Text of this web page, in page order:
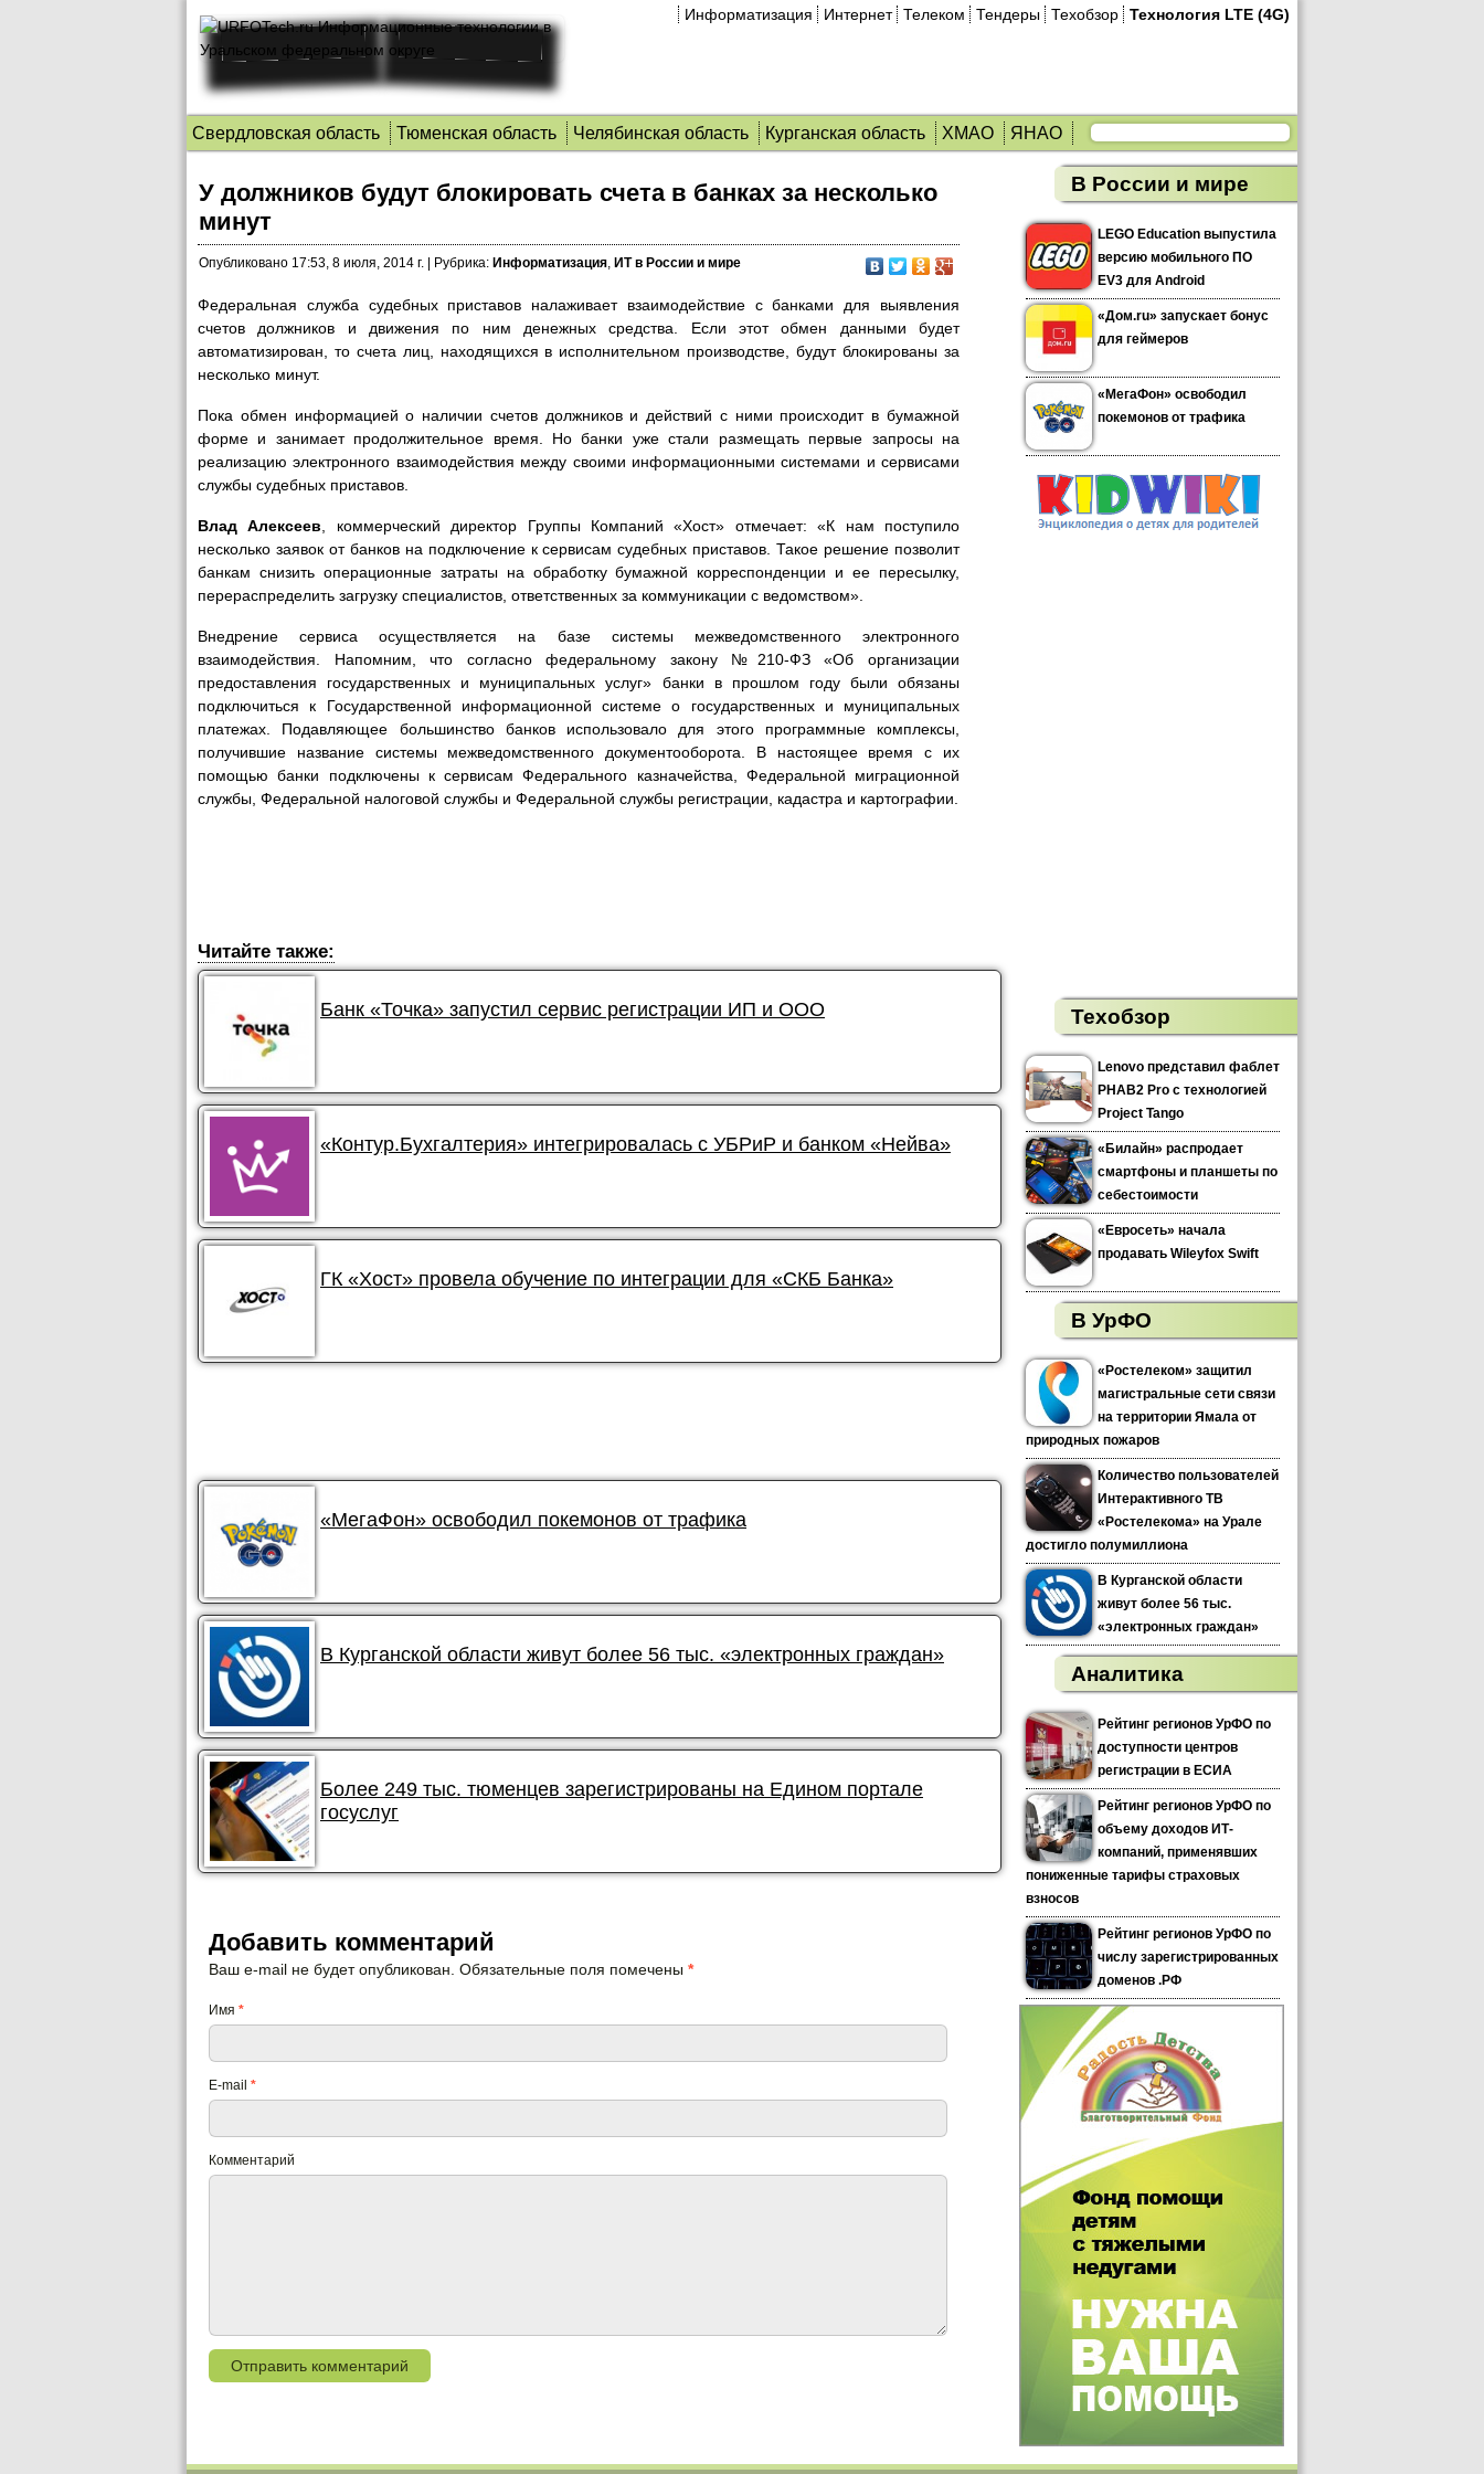
Информатизация Интернет Телеком Тендеры Техобзор Технология LTE (4G)
Свердловская область Тюменская область Челябинская область Курганская область ХМАО ЯНАО
У должников будут блокировать счета в банках за несколько
минут
Опубликовано 17:53, 8 июля, 2014 г. Рубрика: Информатизация, ИТ в России и мире
Федеральная служба судебных приставов налаживает взаимодействие с банками для выявления
счетов должников и движения по ним денежных средства. Если этот обмен данными будет
автоматизирован, то счета лиц, находящихся в исполнительном производстве, будут блокированы за
несколько минут.
Пока обмен информацией о наличии счетов должников и действий с ними происходит в бумажной
форме и занимает продолжительное время. Но банки уже стали размещать первые запросы на
реализацию электронного взаимодействия между своими информационными системами и сервисами
службы судебных приставов.
Влад Алексеев , коммерческий директор Группы Компаний «Хост» отмечает: «К нам поступило
несколько заявок от банков на подключение к сервисам судебных приставов. Такое решение позволит
банкам снизить операционные затраты на обработку бумажной корреспонденции и ее пересылку,
перераспределить загрузку специалистов, ответственных за коммуникации с ведомством».
Внедрение сервиса осуществляется на базе системы межведомственного электронного
взаимодействия. Напомним, что согласно федеральному закону №210-ФЗ «Об организации
предоставления государственных и муниципальных услуг» банки в прошлом году были обязаны
подключиться к Государственной информационной системе о государственных и муниципальных
платежах. Подавляющее большинство банков использовало для этого программные комплексы,
получившие название системы межведомственного документооборота. В настоящее время с их
помощью банки подключены к сервисам Федерального казначейства, Федеральной миграционной
службы, Федеральной налоговой службы и Федеральной службы регистрации, кадастра и картографии.
Читайте также:
Банк «Точка» запустил сервис регистрации ИП и ООО
«Контур.Бухгалтерия» интегрировалась с УБРиР и банком «Нейва»
ГК «Хост» провела обучение по интеграции для «СКБ Банка»
«МегаФон» освободил покемонов от трафика
В Курганской области живут более 56 тыс. «электронных граждан»
Более 249 тыс. тюменцев зарегистрированы на Едином портале
госуслуг
Добавить комментарий
Ваш e-mail не будет опубликован. Обязательные поля помечены *
Имя *
E-mail *
Комментарий
В России и мире
LEGO Education выпустила
версию мобильного ПО
EV3 для Android
«Дом.ru» запускает бонус
для геймеров
«МегаФон» освободил
покемонов от трафика
Техобзор
Lenovo представил фаблет
PHAB2 Pro с технологией
Project Tango
«Билайн» распродает
смартфоны и планшеты по
себестоимости
«Евросеть» начала
продавать Wileyfox Swift
В УрФО
«Ростелеком» защитил
магистральные сети связи
на территории Ямала от
природных пожаров
Количество пользователей
Интерактивного ТВ
«Ростелекома» на Урале
достигло полумиллиона
В Курганской области
живут более 56 тыс.
«электронных граждан»
Аналитика
Рейтинг регионов УрФО по
доступности центров
регистрации в ЕСИА
Рейтинг регионов УрФО по
объему доходов ИТ-
компаний, применявших
пониженные тарифы страховых
взносов
Рейтинг регионов УрФО по
числу зарегистрированных
доменов .РФ